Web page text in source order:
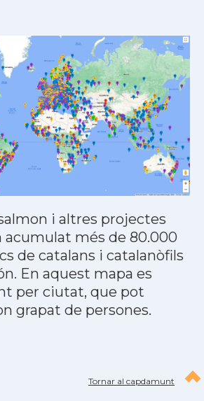
i altres projectes
acumulat més de 80.000
de catalans i catalanòfils
En aquest mapa es
per ciutat, que pot
grapat de persones.
Tornar al capdamunt